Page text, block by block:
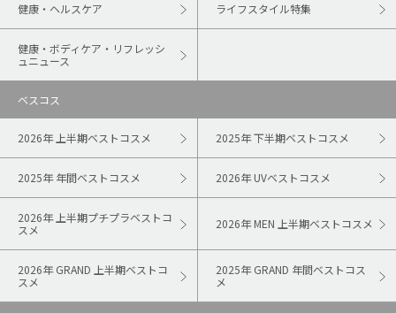
健康・ヘルスケア ライフスタイル特集
健康・ボディケア・リフレッシ
ュニュース
ベスコス
2026年 上半期ベストコスメ 2025年 下半期ベストコスメ
2025年 年間ベストコスメ 2026年 UVベストコスメ
2026年 上半期プチプラベストコ
スメ
2026年 MEN 上半期ベストコスメ
2026年 GRAND 上半期ベストコ
スメ
2025年 GRAND 年間ベストコス
メ